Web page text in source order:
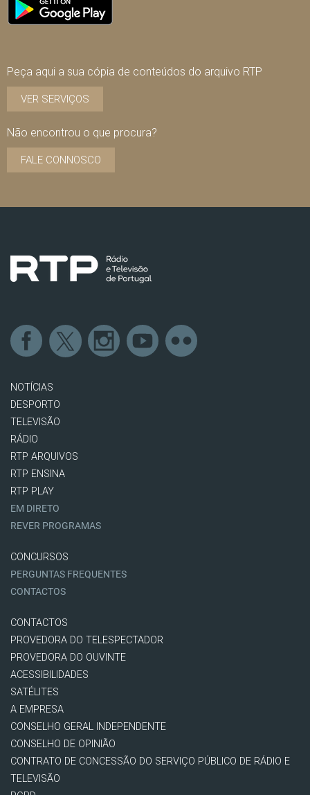
Peça aqui a sua cópia de conteúdos do arquivo RTP
VER SERVIÇOS
Não encontrou o que procura?
FALE CONNOSCO
NOTÍCIAS
DESPORTO
TELEVISÃO
RÁDIO
RTP ARQUIVOS
RTP ENSINA
RTP PLAY
EM DIRETO
REVER PROGRAMAS
CONCURSOS
PERGUNTAS FREQUENTES
CONTACTOS
CONTACTOS
PROVEDORA DO TELESPECTADOR
PROVEDORA DO OUVINTE
ACESSIBILIDADES
SATÉLITES
A EMPRESA
CONSELHO GERAL INDEPENDENTE
CONSELHO DE OPINIÃO
CONTRATO DE CONCESSÃO DO SERVIÇO PÚBLICO DE RÁDIO E
TELEVISÃO